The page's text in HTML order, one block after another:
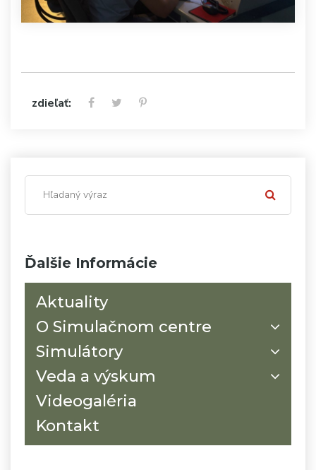
Ďalšie Informácie
Aktuality
O Simulačnom centre
Simulátory
Veda a výskum
Videogaléria
Kontakt
zdieľať: